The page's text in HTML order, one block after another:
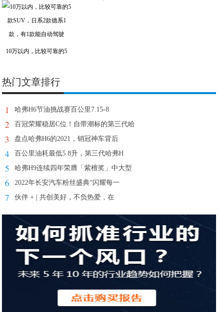
10万以内，比较可靠的5
热门文章排行
1 哈弗H6节油挑战赛百公里7.15-8
2 百冠荣耀稳居C位！自带潮标的第三代哈
3 盘点哈弗H6的2021，销冠神车背后
4 百公里油耗最低5.8升，第三代哈弗H
5 哈弗H9连续四年荣膺「紫檀奖」中大型
6 2022年长安汽车粉丝盛典“闪耀每一
7 伙伴 + | 共创美好，不负热爱，在